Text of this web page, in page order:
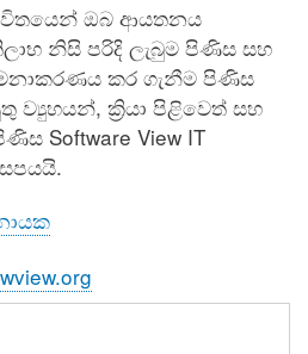
ඔබ ආයතනය
නිසි පරිදි ලැබුම පිණිස සහ
කර ගැනීම පිණිස
ව්‍යුහයන්, ක්‍රියා පිළිවෙත් සහ
Software View IT